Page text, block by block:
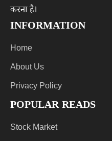
करना है।
INFORMATION
Home
About Us
Privacy Policy
POPULAR READS
Stock Market